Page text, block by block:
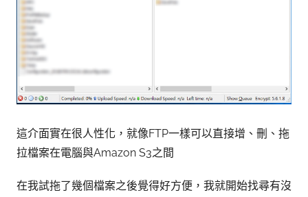
這介面實在很人性化，就像FTP一樣可以直接增、刪、拖
拉檔案在電腦與Amazon S3之間
在我試拖了幾個檔案之後覺得好方便，我就開始找尋有沒